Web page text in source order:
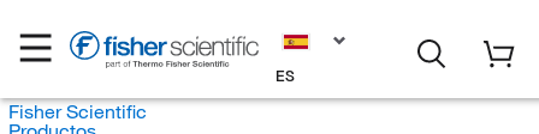
ES
Fisher Scientific